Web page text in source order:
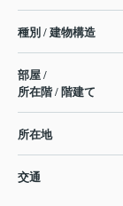
種別 / 建物構造
部屋 /
所在階 / 階建て
所在地
交通